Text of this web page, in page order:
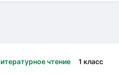
чтение 1 класс